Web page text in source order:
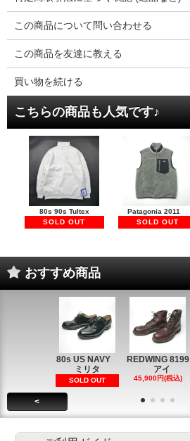
この商品について問い合わせる
この商品を友達に教える
買い物を続ける
こちらの商品も人気です♪
80s 90s Tultex
SOLD OUT
Patagonia 2011
SOLD OUT
おすすめ商品
80s US NAVY
ミリタ
SOLD OUT
REDWING 8199
アイ
45,900円(税込)
<